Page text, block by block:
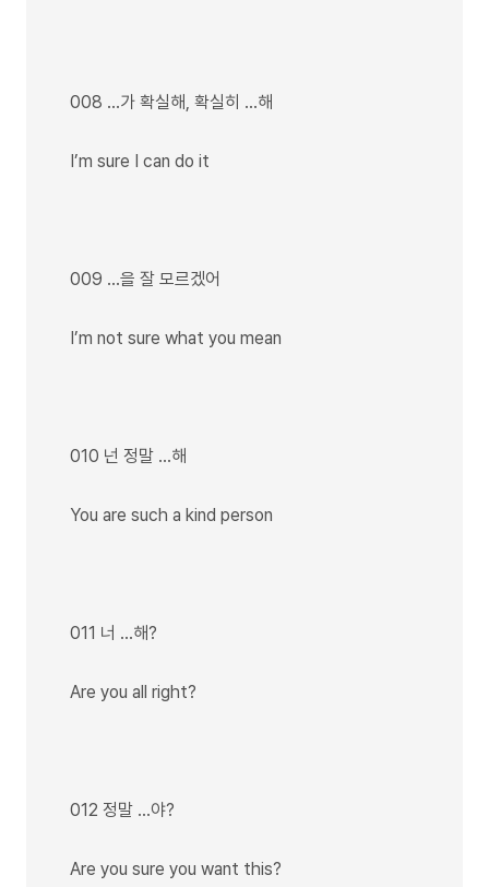
008 …가 확실해, 확실히 …해
I’m sure I can do it
009 …을 잘 모르겠어
I’m not sure what you mean
010 넌 정말 …해
You are such a kind person
011 너 ...해?
Are you all right?
012 정말 …야?
Are you sure you want this?